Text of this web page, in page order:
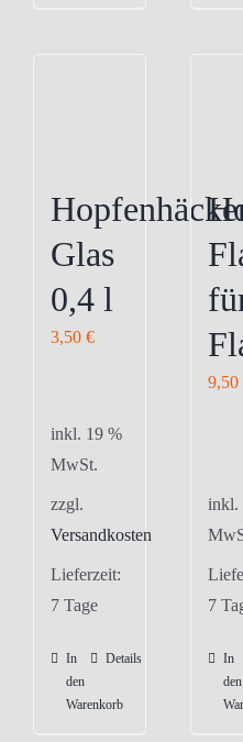
können
der
Produktseite
gewählt
Glas
0,4 l
3,50 €
inkl. 19 %
MwSt.
zzgl.
Versandkosten
Lieferzeit:
7 Tage
In
den
Warenkorb
Details
9,50
inkl.
7
In
den